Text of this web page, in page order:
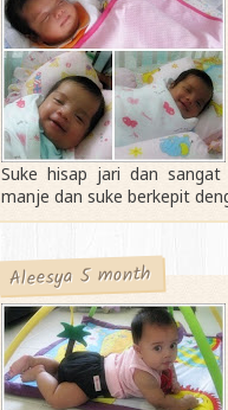
Suke hisap jari dan sangat
manje dan suke berkepit
Aleesya 5 month